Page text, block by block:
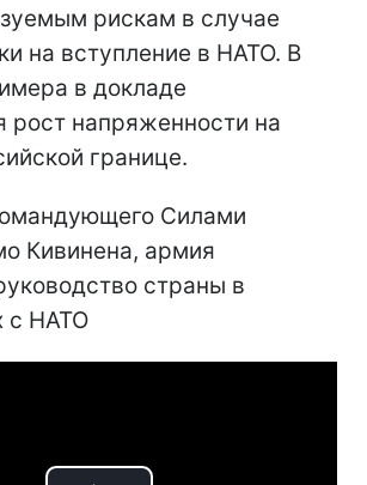
рискам в случае
на вступление в НАТО. В
в докладе
рост напряженности на
границе.
Силами
Кивинена, армия
страны в
с НАТО